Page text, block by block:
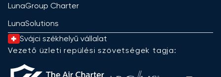
LunaGroup Charter
LunaSolutions
Svájci székhelyű vállalat
Vezető üzleti repülési szövetségek tagja: